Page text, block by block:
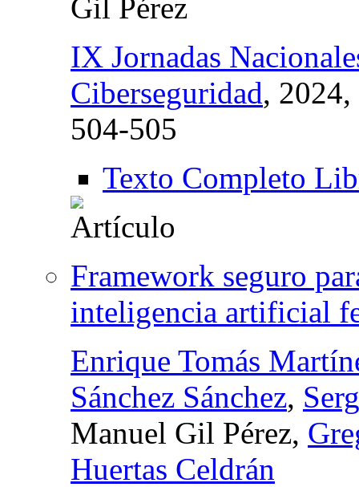
Gil Pérez
IX Jornadas
Ciberseguridad, 2024,
504-505
Texto Completo
Framework seguro
inteligencia artificial
Enrique Tomás
Sánchez Sánchez,
Manuel Gil Pérez,
Huertas Celdrán